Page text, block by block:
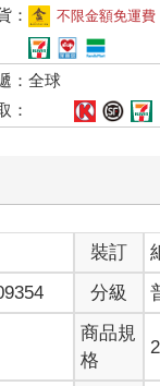
盡頭的土牆。牆不
遮擋，從外面頂多
，眼前是一條通往
，光是從正面打量
剛才經過的住宅區
這或許是源自創立超
歷史悠久而已。葉
發亮的直欄拉門看
，輕輕一拉就開了
地敞開的門感到不
個人，緩緩抬起頭
的年輕女性。紮在
：
不限金額免運費
：全球
：
裝訂
分級
商品規
格